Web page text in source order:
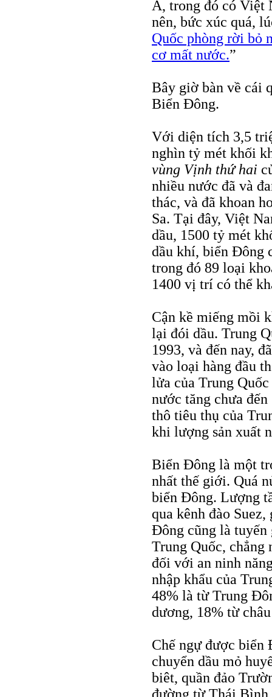
Á, trong đó có Việt
nên, bức xúc quá,
Quốc phòng rời bỏ
cơ mất nước.”
Bây giờ bàn về cái
Biển Đông.
Với diện tích 3,5
nghìn tỷ mét khối
vùng Vịnh thứ hai
nhiều nước đã và
thác, và đã khoan
Sa. Tại đây, Việt
dầu, 1500 tỷ mét
dầu khí, biển Đông
trong đó 89 loại
1400 vị trí có thể
Cận kề miếng mồi
lại đói dầu. Trung
1993, và đến nay,
vào loại hàng đầu
lửa của Trung
nước tăng chưa
thô tiêu thụ của
khi lượng sản xuất
Biển Đông là một
nhất thế giới. Quá
biển Đông. Lượng
qua kênh đào
Đông cũng là tuyến
Trung Quốc, chẳng
đối với an ninh
nhập khẩu của
48% là từ Trung
dương, 18% từ
Chế ngự được biển
chuyển dầu mỏ
biêt, quần đảo